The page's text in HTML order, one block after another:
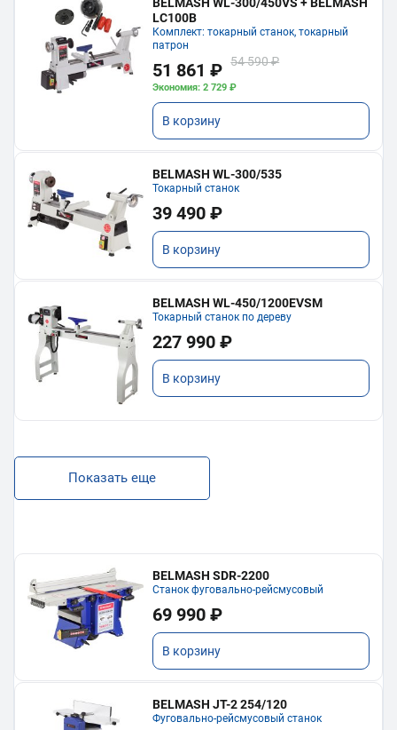
BELMASH WL-300/450VS + BELMASH
LC100B
Комплект: токарный станок, токарный
патрон
51 861 ₽ 54 590 ₽
Экономия: 2 729 ₽
В корзину
BELMASH WL-300/535
Токарный станок
39 490 ₽
В корзину
BELMASH WL-450/1200EVSM
Токарный станок по дереву
227 990 ₽
В корзину
Показать еще
BELMASH SDR-2200
Станок фуговально-рейсмусовый
69 990 ₽
В корзину
BELMASH JT-2 254/120
Фуговально-рейсмусовый станок